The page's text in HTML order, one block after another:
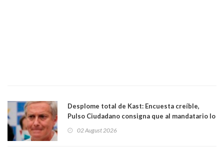
Desplome total de Kast: Encuesta creíble,
Pulso Ciudadano consigna que al mandatario lo
sacó en primera vuelta. Rechazo es de 58.9% y
02 August 2026